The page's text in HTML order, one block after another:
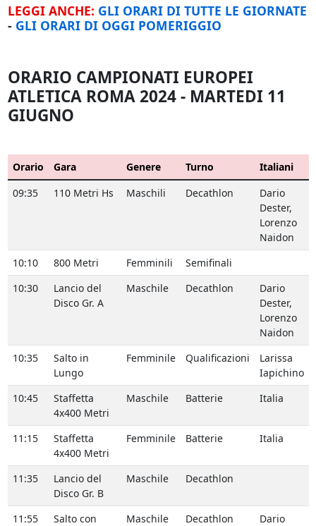
LEGGI ANCHE: GLI ORARI DI TUTTE LE GIORNATE
- GLI ORARI DI OGGI POMERIGGIO
ORARIO CAMPIONATI EUROPEI
ATLETICA ROMA 2024 - MARTEDI 11
GIUGNO
Orario Gara Genere Turno
Italiani
09:35
110 Metri Hs Maschili Decathlon
Dario
Dester,
Lorenzo
Naidon
10:10
800 Metri Femminili
Semifinali
10:30
Lancio del
Disco Gr. A
Maschile Decathlon
Dario
Dester,
Lorenzo
Naidon
10:35
Salto in
Lungo
Femminile Qualificazioni
Larissa
Iapichino
10:45
Staffetta
4x400 Metri
Maschile Batterie Italia
11:15
Staffetta
4x400 Metri
Femminile Batterie Italia
11:35
Lancio del
Disco Gr. B
Maschile Decathlon
11:55
Salto con
Maschile Decathlon
Dario